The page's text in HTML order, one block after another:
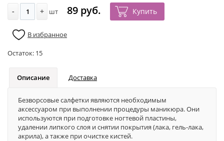
- + шт 89 руб. Купить
В избранное
Остаток: 15
Описание Доставка
Безворсовые салфетки являются необходимым
аксессуаром при выполнении процедуры маникюра. Они
используются при подготовке ногтевой пластины,
удалении липкого слоя и снятии покрытия (лака, гель-лака,
акрила), а также при очистке кистей.